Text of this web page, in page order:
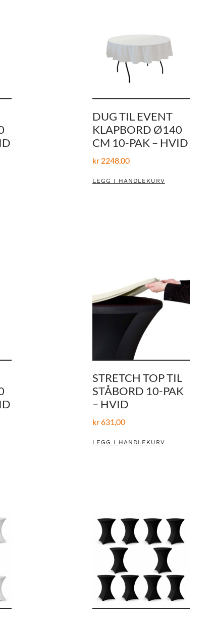
DUG TIL EVENT
KLAPBORD Ø140
CM 10-PAK – HVID
kr 2248,00
LEGG I HANDLEKURV
STRETCH TOP TIL
STÅBORD 10-PAK
– HVID
kr631,00
LEGG I HANDLEKURV